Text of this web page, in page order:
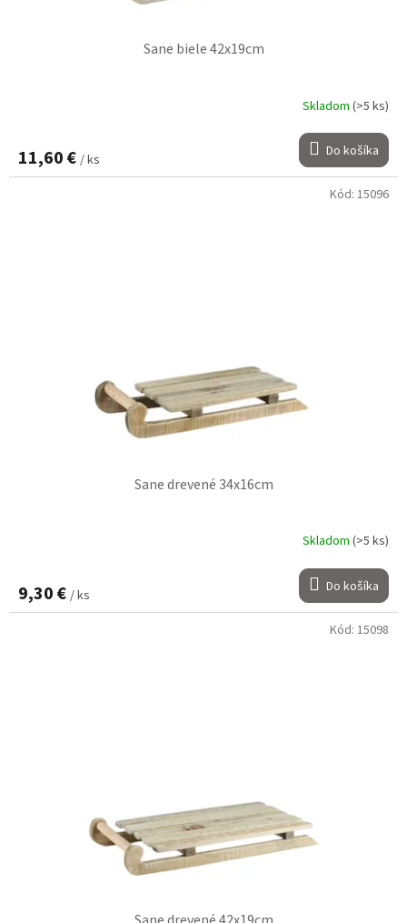
Sane biele 42x19cm
Skladom (>5 ks)
11,60 € / ks Do košíka
Sane drevené 34x16cm
Skladom (>5 ks)
9,30 € / ks Do košíka
Kód: 15096
Kód: 15098